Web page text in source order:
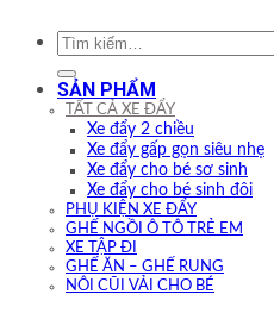
Tìm
kiếm:
SẢN PHẨM
TẤT CẢ XE ĐẨY
Xe đẩy 2 chiều
Xe đẩy gấp gọn siêu nhẹ
Xe đẩy cho bé sơ sinh
Xe đẩy cho bé sinh đôi
PHỤ KIỆN XE ĐẨY
GHẾ NGỒI Ô TÔ TRẺ EM
XE TẬP ĐI
GHẾ ĂN – GHẾ RUNG
NÔI CŨI VẢI CHO BÉ